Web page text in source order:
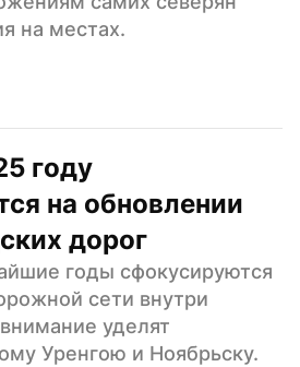
на местах.
году
на обновлении
дорог
годы сфокусируются
сети внутри
уделят
Уренгою и Ноябрьску.